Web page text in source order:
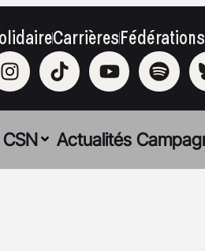
CarrièresFédérations
Actualités